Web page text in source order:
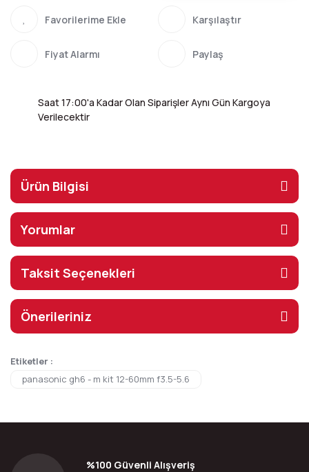
Karşılaştır
Fiyat Alarmı Paylaş
Saat 17:00'a Kadar Olan Siparişler Aynı Gün Kargoya
Verilecektir
Ürün Bilgisi
Yorumlar
Taksit Seçenekleri
Önerileriniz
Etiketler :
panasonic gh6 - m kit 12-60mm f3.5-5.6
%100 Güvenli Alışveriş